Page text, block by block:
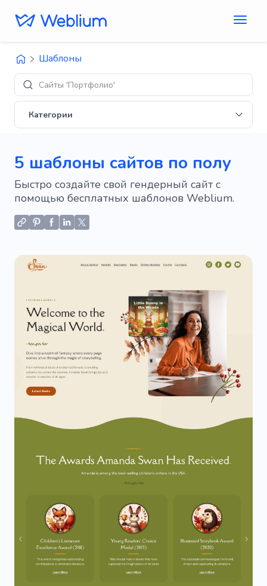
Шаблоны
Дизай
Категории
5 шаблоны сайтов по полу
Быстро создайте свой гендерный сайт с
помощью бесплатных шаблонов Weblium.